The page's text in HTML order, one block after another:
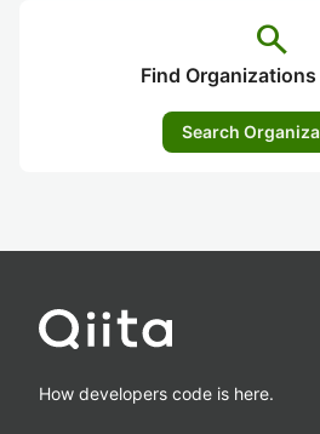
search
Find
Search
How developers code is here.